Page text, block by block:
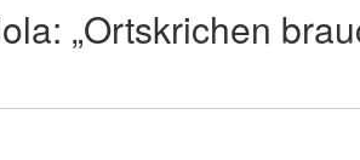
„Ortskrichen